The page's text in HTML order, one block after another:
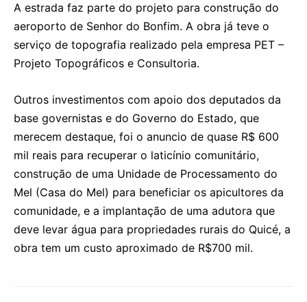
A estrada faz parte do projeto para construção do
aeroporto de Senhor do Bonfim. A obra já teve o
serviço de topografia realizado pela empresa PET –
Projeto Topográficos e Consultoria.
Outros investimentos com apoio dos deputados da
base governistas e do Governo do Estado, que
merecem destaque, foi o anuncio de quase R$ 600
mil reais para recuperar o laticínio comunitário,
construção de uma Unidade de Processamento do
Mel (Casa do Mel) para beneficiar os apicultores da
comunidade, e a implantação de uma adutora que
deve levar água para propriedades rurais do Quicé, a
obra tem um custo aproximado de R$700 mil.